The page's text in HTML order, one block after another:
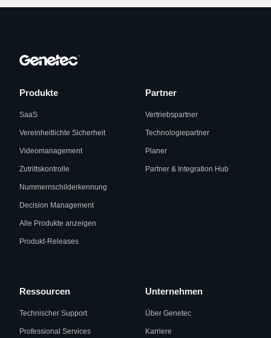
Produkte
SaaS
Vereinheitlichte Sicherheit
Videomanagement
Zutrittskontrolle
Nummernschilderkennung
Decision Management
Alle Produkte anzeigen
Produkt-Releases
Partner
Vertriebspartner
Technologiepartner
Planer
Partner & Integration Hub
Ressourcen
Technischer Support
Professional Services
Unternehmen
Über Genetec
Karriere